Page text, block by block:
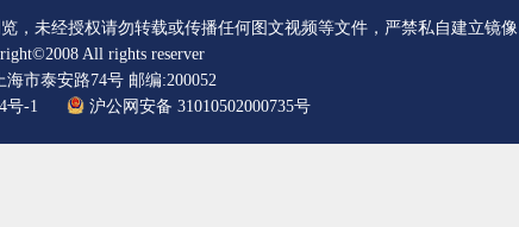
，未经授权请勿转载或传播任何图文视频等文件，严禁私自建立镜像
All rights reserver
海市泰安路74号 邮编:200052
号-1
沪公网安备 31010502000735号